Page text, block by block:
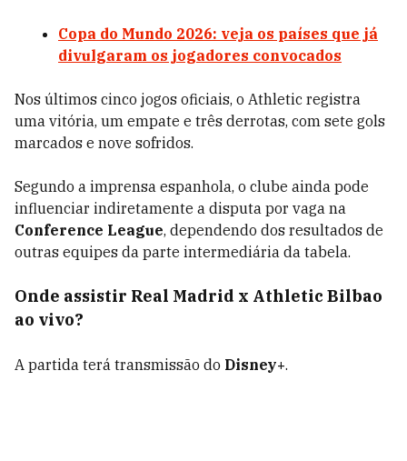
Copa do Mundo 2026: veja os países que já
divulgaram os jogadores convocados
Nos últimos cinco jogos oficiais, o Athletic registra
uma vitória, um empate e três derrotas, com sete gols
marcados e nove sofridos.
Segundo a imprensa espanhola, o clube ainda pode
influenciar indiretamente a disputa por vaga na
Conference League, dependendo dos resultados de
outras equipes da parte intermediária da tabela.
Onde assistir Real Madrid x Athletic Bilbao
ao vivo?
A partida terá transmissão do Disney+.